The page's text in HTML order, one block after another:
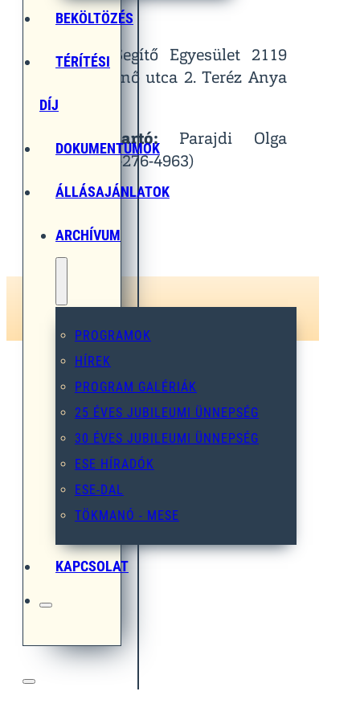
BEKÖLTÖZÉS
TÉRÍTÉSI
DÍJ
DOKUMENTUMOK
ÁLLÁSAJÁNLATOK
ARCHÍVUM
PROGRAMOK
HÍREK
PROGRAM GALÉRIÁK
25 ÉVES JUBILEUMI ÜNNEPSÉG
30 ÉVES JUBILEUMI ÜNNEPSÉG
ESE HÍRADÓK
ESE-DAL
TÖKMANÓ - MESE
KAPCSOLAT
Helyszín:
Egymást Segítő Egyesület 2119
Pécel, Pihenő utca 2. Teréz Anya
Terem
Kapcsolattartó:Parajdi Olga
(Tel.: 06-30-276-4963)